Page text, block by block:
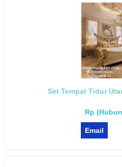
Set Tempat Tidur
Rp
Email